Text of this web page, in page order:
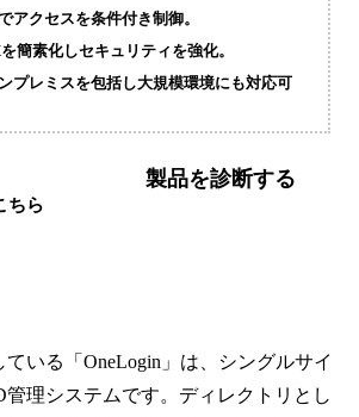
アクセスを条件付き制御。
簡素化しセキュリティを強化。
プレミスを包括し大規模環境にも対応可
ちら
製品を診断する
ている「OneLogin」は、シングルサイ
理システムです。ディレクトリとし